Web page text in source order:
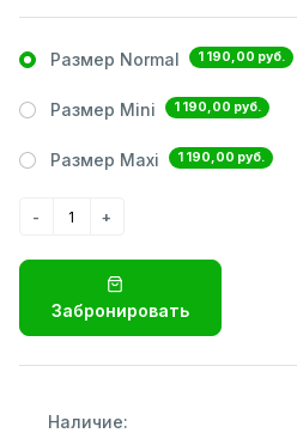
Размер Normal 1 190,00 руб.
Размер Mini 1 190,00 руб.
Размер Maxi 1 190,00 руб.
Забронировать
Наличие: